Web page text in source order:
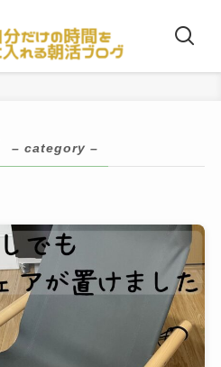
– category –